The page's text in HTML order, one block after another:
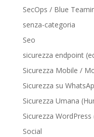
SecOps / Blue
senza-categoria
Seo
sicurezza endpoint
Sicurezza Mobile /
Sicurezza su
Sicurezza Umana
Sicurezza
Social